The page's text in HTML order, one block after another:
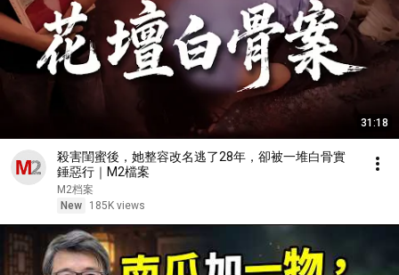
31:18
殺害閨蜜後，她整容改名逃了28年，卻被一堆白骨實
錘惡行｜M2檔案
M2档案
New
185K views